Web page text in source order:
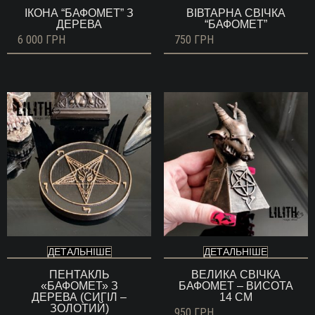
ІКОНА “БАФОМЕТ” З
ДЕРЕВА
6 000 ГРН
ВІВТАРНА СВІЧКА
“БАФОМЕТ”
750 ГРН
ДЕТАЛЬНІШЕ
ПЕНТАКЛЬ
«БАФОМЕТ» З
ДЕРЕВА (СИГІЛ –
ЗОЛОТИЙ)
ДЕТАЛЬНІШЕ
ВЕЛИКА СВІЧКА
БАФОМЕТ – ВИСОТА
14 СМ